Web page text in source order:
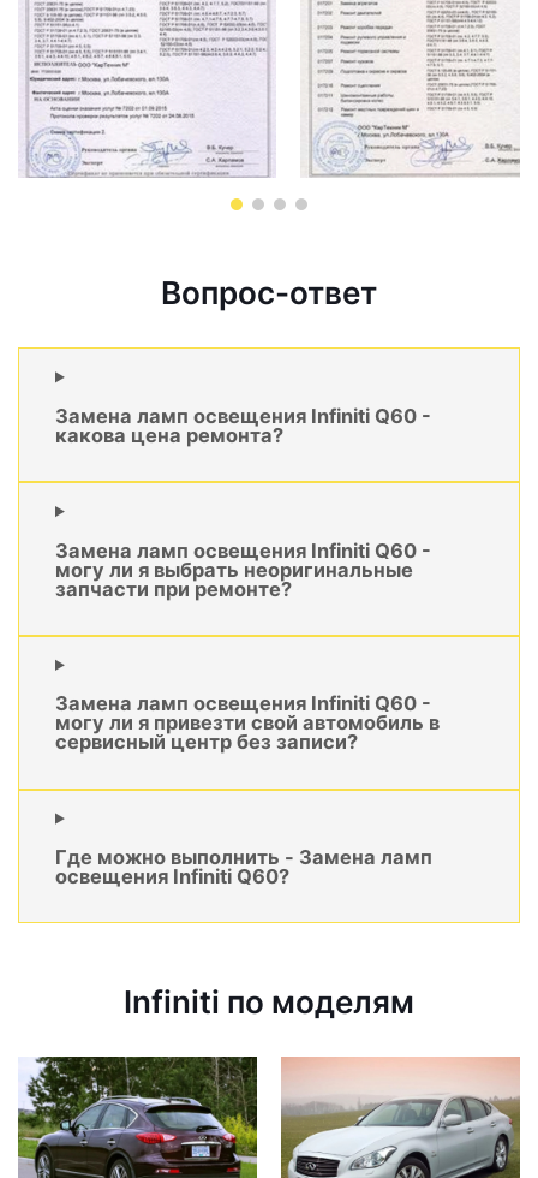
Вопрос-ответ
Замена ламп освещения Infiniti Q60 -
какова цена ремонта?
Замена ламп освещения Infiniti Q60 -
могу ли я выбрать неоригинальные
запчасти при ремонте?
Замена ламп освещения Infiniti Q60 -
могу ли я привезти свой автомобиль в
сервисный центр без записи?
Где можно выполнить - Замена ламп
освещения Infiniti Q60?
Infiniti по моделям